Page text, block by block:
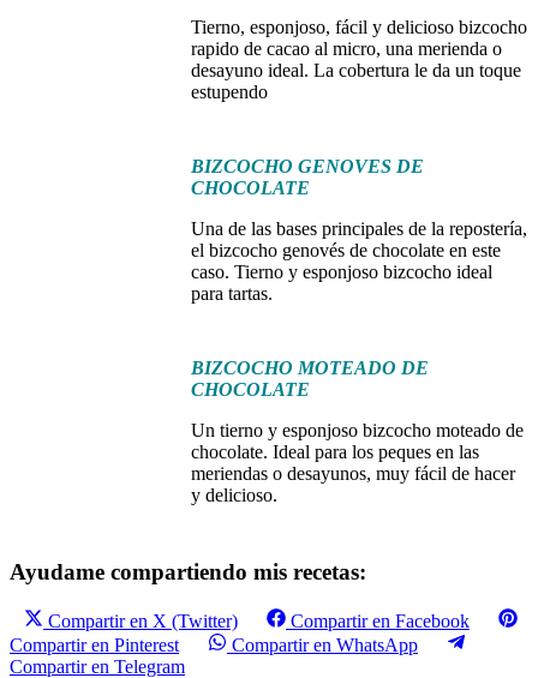
Tierno, esponjoso, fácil y delicioso bizcocho
rapido de cacao al micro, una merienda o
desayuno ideal. La cobertura le da un toque
estupendo
BIZCOCHO GENOVES DE
CHOCOLATE
Una de las bases principales de la repostería,
el bizcocho genovés de chocolate en este
caso. Tierno y esponjoso bizcocho ideal
para tartas.
BIZCOCHO MOTEADO DE
CHOCOLATE
Un tierno y esponjoso bizcocho moteado de
chocolate. Ideal para los peques en las
meriendas o desayunos, muy fácil de hacer
y delicioso.
Ayudame compartiendo mis recetas:
Compartir en X (Twitter)
Compartir en Facebook
Compartir en Pinterest
Compartir en WhatsApp
Compartir en Telegram